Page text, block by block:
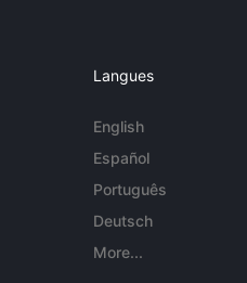
Langues
English
Español
Português
Deutsch
More...